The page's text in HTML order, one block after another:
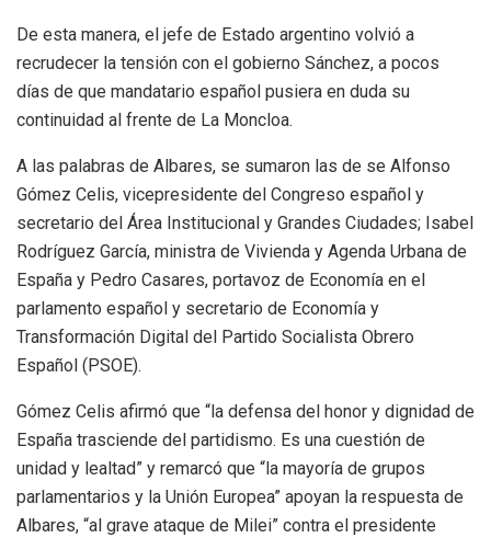
De esta manera, el jefe de Estado argentino volvió a
recrudecer la tensión con el gobierno Sánchez, a pocos
días de que mandatario español pusiera en duda su
continuidad al frente de La Moncloa.
A las palabras de Albares, se sumaron las de se Alfonso
Gómez Celis, vicepresidente del Congreso español y
secretario del Área Institucional y Grandes Ciudades; Isabel
Rodríguez García, ministra de Vivienda y Agenda Urbana de
España y Pedro Casares, portavoz de Economía en el
parlamento español y secretario de Economía y
Transformación Digital del Partido Socialista Obrero
Español (PSOE).
Gómez Celis afirmó que “la defensa del honor y dignidad de
España trasciende del partidismo. Es una cuestión de
unidad y lealtad” y remarcó que “la mayoría de grupos
parlamentarios y la Unión Europea” apoyan la respuesta de
Albares, “al grave ataque de Milei” contra el presidente